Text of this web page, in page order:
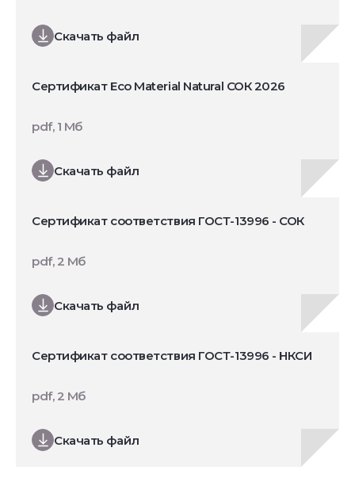
Скачать файл
Сертификат Eco Material Natural СОК 2026
Скачать файл
pdf, 1 Мб
Сертификат соответствия ГОСТ-13996 - СОК
Скачать файл
pdf, 2 Мб
Сертификат соответствия ГОСТ-13996 - НКСИ
Скачать файл
pdf, 2 Мб